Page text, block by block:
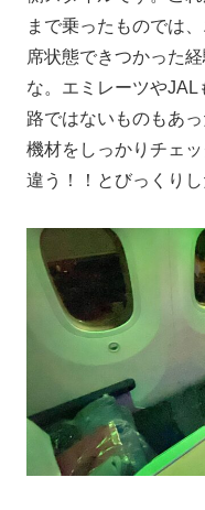
まで乗ったものでは
席状態できつかった
な。エミレーツやJAL
路ではないものもあ
機材をしっかりチェ
違う！！とびっくり